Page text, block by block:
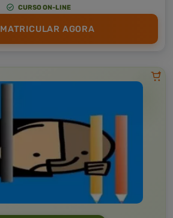
CURSO ON-LINE
MATRICULAR AGORA